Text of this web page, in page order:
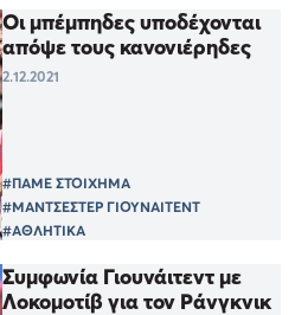
Οι μπέμπηδες υποδέχονται
απόψε τους κανονιέρηδες
2.12.2021
#ΠΑΜΕ ΣΤΟΙΧΗΜΑ
#ΜΑΝΤΣΕΣΤΕΡ ΓΙΟΥΝΑΙΤΕΝΤ
#ΑΘΛΗΤΙΚΑ
Συμφωνία Γιουνάιτεντ με
Λοκομοτίβ για τον Ράνγκνικ